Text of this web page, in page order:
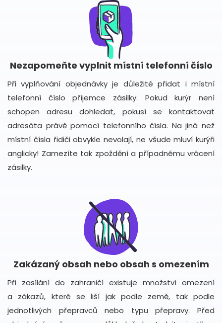
Nezapomeňte vyplnit místní telefonní číslo
Při vyplňování objednávky je důležité přidat i místní
telefonní číslo příjemce zásilky. Pokud kurýr není
schopen adresu dohledat, pokusí se kontaktovat
adresáta právě pomocí telefonního čísla. Na jiná než
místní čísla řidiči obvykle nevolají, ne všude mluví kurýři
anglicky! Zamezíte tak zpoždění a případnému vrácení
zásilky.
Zakázaný obsah nebo obsah s omezením
Při zasílání do zahraničí existuje množství omezení
a zákazů, které se liší jak podle země, tak podle
jednotlivých přepravců nebo typu přepravy. Před